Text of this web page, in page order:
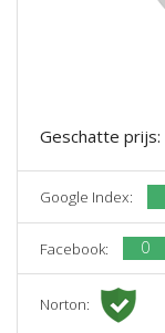
Geschatte prijs:
Google Index:
Facebook: 0
Norton: